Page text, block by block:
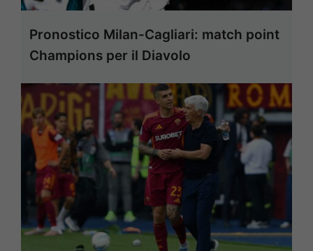
Pronostico Milan-Cagliari: match point
Champions per il Diavolo